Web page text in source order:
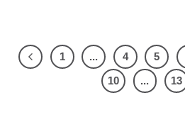
1 ... 4 5
10
... 13